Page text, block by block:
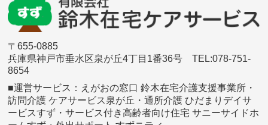
〒655-0885
兵庫県神戸市垂水区泉が丘4丁目1番36号 TEL:078-751-
8654
■運営サービス：えがおの窓口 鈴木在宅介護支援事業所・
訪問介護 ケアサービス泉が丘・通所介護 ひだまりデイサ
ービスすず・サービス付き高齢者向け住宅 サニーサイドホ